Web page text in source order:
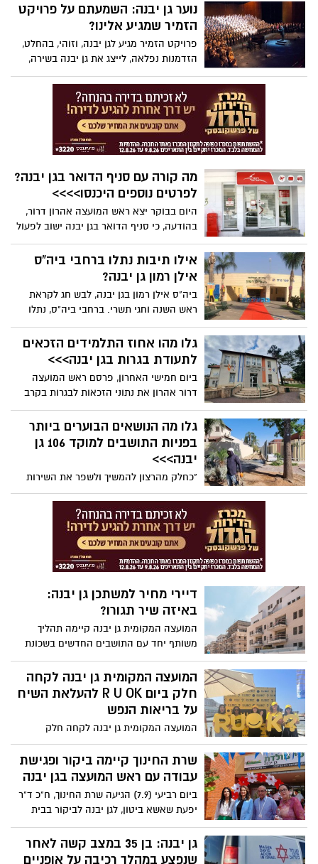
אורט ע"ש יצחק רבין. את היום המיוחד הפיקו
רכזת השכבה, הגב' סופי ממן והצוות החינוכי
הצלחת היום.
נוער גן יבנה: השמעתם על פרויקט
הזמיר שמגיע אלינו?
פרויקט הזמיר מגיע לגן יבנה, וזוהי, בהחלט,
הזדמנות נפלאה, לייצג את גן יבנה בשירה,
לטוס ולהכיר נוער יהודי מארה"ב. היכנסו
לכתבה לפרטים נוספים על הפרויקט, ופרטי
ההרשמה>>>
מה קורה עם סניף הדואר בגן יבנה?
לפרטים נוספים היכנסו>>>>
היום בבוקר יצא ראש המועצה אהרון דרור,
בהודעה, כי סניף הדואר בגן יבנה ישוב לפעול
החל מחודש אוקטובר 2022. זהו הישג חשוב
לראש המועצה ולגן יבנה בכלל, שהיתה
אמורה להישאר ללא סניף דואר, אם הדבר
היה תלוי בדואר ישראל.
אילו תיבות נתלו ברחבי ביה"ס
אילן רמון גן יבנה?
ביה"ס אילן רמון בגן יבנה, לבש חג לקראת
ראש השנה וחגי תשרי. ברחבי ביה"ס, נתלו
שפע תיבות ברכה מעוצבות, בהן יוכלו
התלמידים, ההורים, והצוות לכתוב ברכות
לשנה החדשה. התיבות קושטו בצבעים
מרהיבים, וניכר כי כולם מתלהבים מהרעיון.
בעידן של מסכים, מרגש לראות מיזם של הכנת
ומשלוח איגרות ברכה, ממש כפי שאנחנו היינו
נוהגים לעשות, כשהיינו ילדים....
גלו מהו אחוז התלמידים הזכאים
לתעודת בגרות בגן יבנה>>>
ביום חמישי האחרון, פרסם ראש המועצה
דרור אהרון את נתוני הזכאות לבגרות בקרב
תלמידי גן יבנה. עפ"י הנתונים שפורסמו, ניתן
לראות עליה מרשימה באחוזי הזכאים לבגרות.
גלו מה הנושאים הבוערים ביותר
בפניות התושבים למוקד 106 גן
יבנה>>>
"כחלק מהרצון להמשיך ולשפר את השירות
שניתן לתושבים", כך נמסר ממועצת גן יבנה,
"בוצע ניתוח ופילוח של הקריאות והפניות
שהגיעו למוקד על מנת לאתר את הנושאים
הבוערים ביותר בעיני התושבים."
דיירי מחיר למשתכן גן יבנה:
באיזה שיר תגורו?
המועצה המקומית גן יבנה קיימה תהליך
משותף יחד עם התושבים החדשים בשכונת
מחיר למשתכן לבחירת שמות הרחובות
בשכונה החדשה.
המועצה המקומית גן יבנה לקחה
חלק ביום R U OK להעלאת השיח
על בריאות הנפש
המועצה המקומית גן יבנה לקחה חלק
לראשונה ביום R U OK, יום להגברת המודעות
לבריאות הנפש אותו מובילה אנוש – העמותה
הישראלית לבריאות הנפש. מטרת הקמפיין -
ולעודד שיח על בריאות הנפש. מי שהובילה
את הקמפיין בגן יבנה היא קרן הרדן, תושבת
שרת החינוך קיימה ביקור ופגישת
עבודה עם ראש המועצה בגן יבנה
ביום רביעי (7.9) הגיעה שרת החינוך, ח"כ ד"ר
יפעת שאשא ביטון, לגן יבנה לביקור בבית
הספר 'נופי מולדת' ולפגישת עבודה עם ראש
המועצה, דרור אהרון, ממלא מקום ראש
המועצה, סביון יניב, סגניתו ומחזיקת תיק
גן יבנה: בן 35 במצב קשה לאחר
שנפצע במהלך רכיבה על אופניים